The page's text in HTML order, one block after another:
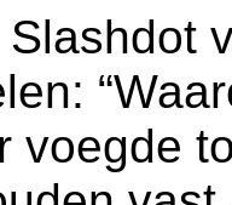
voegde